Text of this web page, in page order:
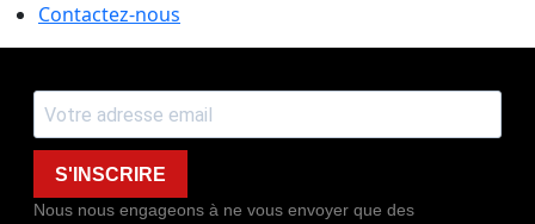
Contactez-nous
S'INSCRIRE
Nous nous engageons à ne vous envoyer que des